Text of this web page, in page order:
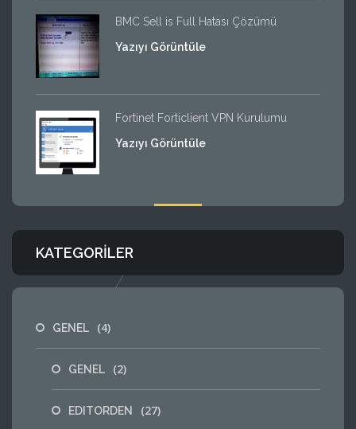
BMC Sell is Full Hatası Çözümü
Yazıyı Görüntüle
Fortinet Forticlient VPN Kurulumu
Yazıyı Görüntüle
KATEGORILER
GENEL (4)
GENEL (2)
EDITORDEN (27)